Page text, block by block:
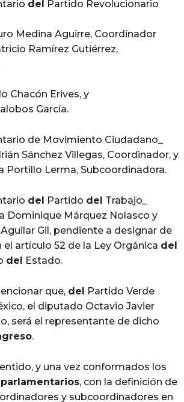
del Partido Revolucionario
Medina Aguirre, Coordinador
Ramírez Gutiérrez,
Chacón Erives, y
García.
de Movimiento Ciudadano_
Sánchez Villegas, Coordinador, y
Portillo Lerma, Subcoordinadora.
del Partido del Trabajo_
Dominique Márquez Nolasco y
Gil, pendiente a designar de
artículo 52 de la Ley Orgánica del
del Estado.
que, del Partido Verde
el diputado Octavio Javier
será el representante de dicho
.
y una vez conformados los
parlamentarios, con la definición de
y subcoordinadores en